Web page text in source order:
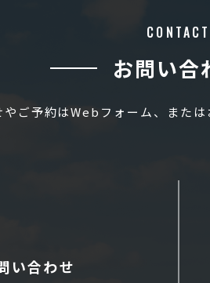
CONTACT
お問い合
やご予約はWebフォーム、または
い合わせ